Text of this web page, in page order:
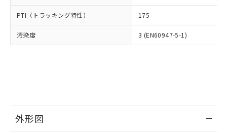
PTI（トラッキング特性） 175
汚染度 3 (EN60947-5-1)
外形図
※当社の共同利用者とは、"個人情報
の「1.共同利
用者の範囲」に記載されている法人を
指します。
EU RoHS指令（10物質）の非含有証明書
51物質の非含有証明書（当社基準）
※本証明書は発行日時点で非含有を証明す
るもので、過去に遡って非含有を証明する
既に当社にて対応品への在庫切替を完了
していることから、特段のことがない限